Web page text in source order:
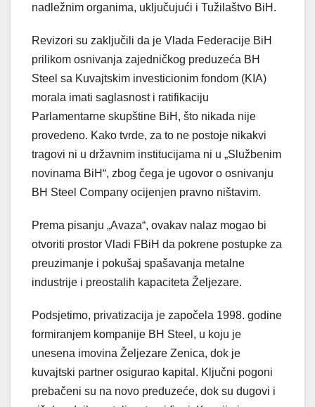
nadležnim organima, uključujući i Tužilaštvo BiH.
Revizori su zaključili da je Vlada Federacije BiH
prilikom osnivanja zajedničkog preduzeća BH
Steel sa Kuvajtskim investicionim fondom (KIA)
morala imati saglasnost i ratifikaciju
Parlamentarne skupštine BiH, što nikada nije
provedeno. Kako tvrde, za to ne postoje nikakvi
tragovi ni u državnim institucijama ni u „Službenim
novinama BiH“, zbog čega je ugovor o osnivanju
BH Steel Company ocijenjen pravno ništavim.
Prema pisanju „Avaza“, ovakav nalaz mogao bi
otvoriti prostor Vladi FBiH da pokrene postupke za
preuzimanje i pokušaj spašavanja metalne
industrije i preostalih kapaciteta Željezare.
Podsjetimo, privatizacija je započela 1998. godine
formiranjem kompanije BH Steel, u koju je
unesena imovina Željezare Zenica, dok je
kuvajtski partner osigurao kapital. Ključni pogoni
prebačeni su na novo preduzeće, dok su dugovi i